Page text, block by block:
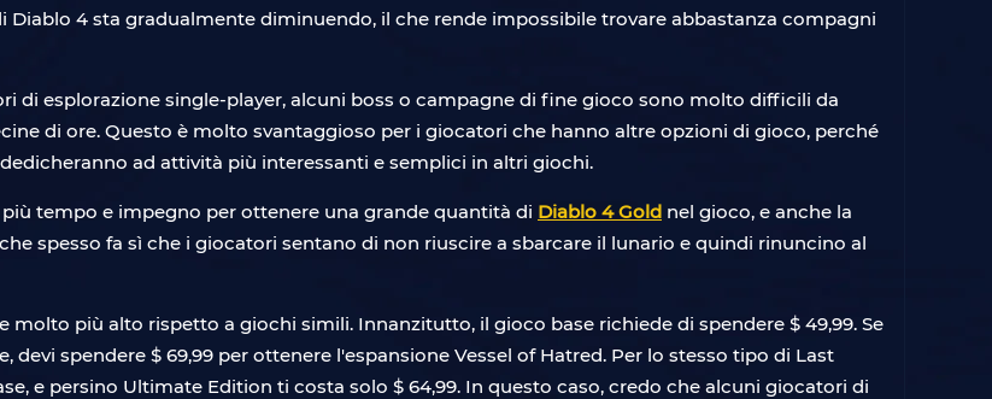
4 sta gradualmente diminuendo, il che rende impossibile trovare abbastanza compagni
di esplorazione single-player, alcuni boss o campagne di fine gioco sono molto difficili da
di ore. Questo è molto svantaggioso per i giocatori che hanno altre opzioni di gioco, perché
ad attività più interessanti e semplici in altri giochi.
tempo e impegno per ottenere una grande quantità di Diablo 4 Gold nel gioco, e anche la
spesso fa sì che i giocatori sentano di non riuscire a sbarcare il lunario e quindi rinuncino al
molto più alto rispetto a giochi simili. Innanzitutto, il gioco base richiede di spendere $ 49,99. Se
spendere $ 69,99 per ottenere l'espansione Vessel of Hatred. Per lo stesso tipo di Last
e persino Ultimate Edition ti costa solo $ 64,99. In questo caso, credo che alcuni giocatori di